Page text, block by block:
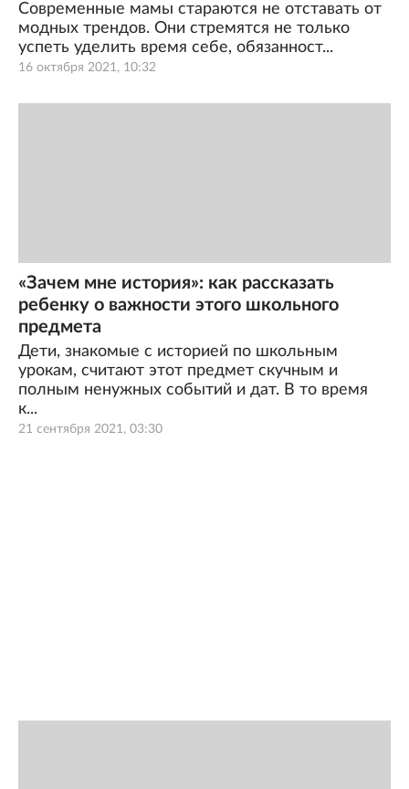
16 октября 2021, 10:32
Современные мамы стараются не отставать от
модных трендов. Они стремятся не только
успеть уделить время себе, обязанност...
21 сентября 2021, 03:30
«Зачем мне история»: как рассказать
ребенку о важности этого школьного
предмета
Дети, знакомые с историей по школьным
урокам, считают этот предмет скучным и
полным ненужных событий и дат. В то время
к...